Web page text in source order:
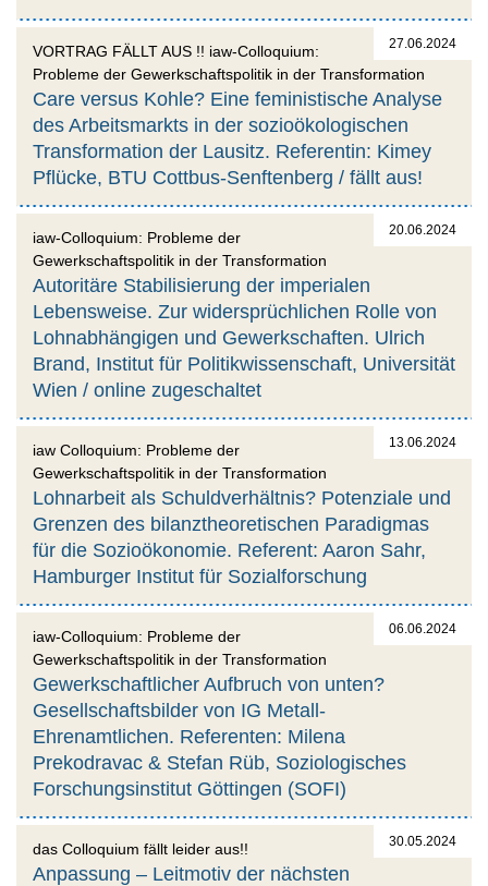
27.06.2024
VORTRAG FÄLLT AUS !! iaw-Colloquium:
Probleme der Gewerkschaftspolitik in der Transformation
Care versus Kohle? Eine feministische Analyse
des Arbeitsmarkts in der sozioökologischen
Transformation der Lausitz. Referentin: Kimey
Pflücke, BTU Cottbus-Senftenberg / fällt aus!
20.06.2024
iaw-Colloquium: Probleme der
Gewerkschaftspolitik in der Transformation
Autoritäre Stabilisierung der imperialen
Lebensweise. Zur widersprüchlichen Rolle von
Lohnabhängigen und Gewerkschaften. Ulrich
Brand, Institut für Politikwissenschaft, Universität
Wien / online zugeschaltet
13.06.2024
iaw Colloquium: Probleme der
Gewerkschaftspolitik in der Transformation
Lohnarbeit als Schuldverhältnis? Potenziale und
Grenzen des bilanztheoretischen Paradigmas
für die Sozioökonomie. Referent: Aaron Sahr,
Hamburger Institut für Sozialforschung
06.06.2024
iaw-Colloquium: Probleme der
Gewerkschaftspolitik in der Transformation
Gewerkschaftlicher Aufbruch von unten?
Gesellschaftsbilder von IG Metall-
Ehrenamtlichen. Referenten: Milena
Prekodravac & Stefan Rüb, Soziologisches
Forschungsinstitut Göttingen (SOFI)
30.05.2024
das Colloquium fällt leider aus!!
Anpassung – Leitmotiv der nächsten